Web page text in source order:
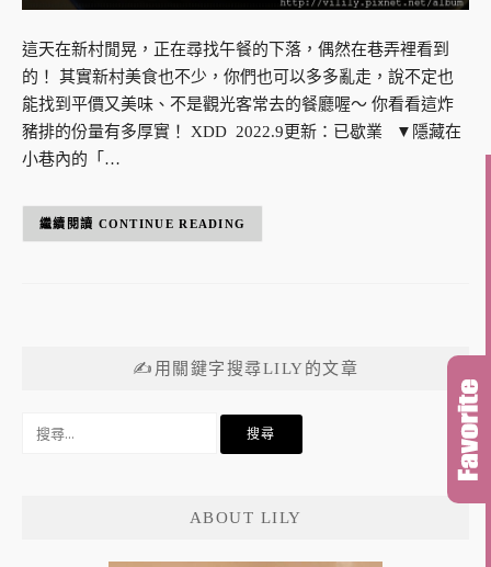
這天在新村閒晃，正在尋找午餐的下落，偶然在巷弄裡看到
的！ 其實新村美食也不少，你們也可以多多亂走，說不定也
能找到平價又美味、不是觀光客常去的餐廳喔～ 你看看這炸
豬排的份量有多厚實！ XDD 2022.9更新：已歇業 ▼隱藏在
小巷內的「…
CONTINUE READING
✍用關鍵字搜尋LILY的文章
ABOUT LILY